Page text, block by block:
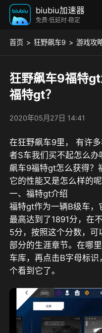
biubiu加速器
免费·低延时·稳定
首页 狂野飙车9 游戏攻
狂野飙车9福特
福特gt？
2020年05月27日 14:41
在狂野飙车9里， 有许
者S车我们买不起怎么
飙车9福特gt怎么获得？
它的性能又是怎么样的呢
一、福特gt介绍
福特gt作为一辆B级车，
最高达到了1891分，在
5分，按照这个分数，
部分的生涯章节。在哪
车库，再点击B字母标
个看到它了。